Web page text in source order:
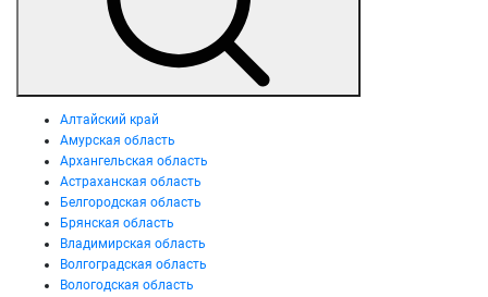
Алтайский край
Амурская область
Архангельская область
Астраханская область
Белгородская область
Брянская область
Владимирская область
Волгоградская область
Вологодская область